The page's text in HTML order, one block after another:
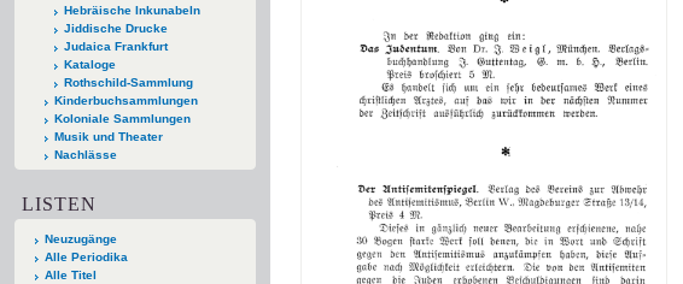
Hebräische Inkunabeln
Jiddische Drucke
Judaica Frankfurt
Kataloge
Rothschild-Sammlung
Kinderbuchsammlungen
Koloniale Sammlungen
Musik und Theater
Nachlässe
LISTEN
Neuzugänge
Alle Periodika
Alle Titel